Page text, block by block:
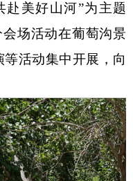
赴美好山河”为主题
会场活动在葡萄沟景
活动集中开展，向